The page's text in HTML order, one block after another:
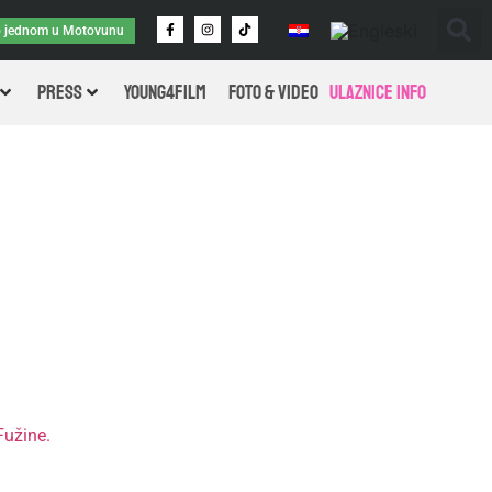
jednom u Motovunu
PRESS Young4Film FOTO & VIDEO Ulaznice info